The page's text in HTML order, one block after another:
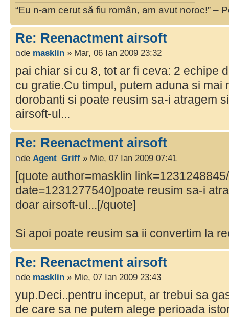
“Eu n-am cerut să fiu român, am avut noroc!” –
Re: Reenactment airsoft
de masklin » Mar, 06 Ian 2009 23:32
pai chiar si cu 8, tot ar fi ceva: 2 echipe
cu gratie.Cu timpul, putem aduna si mai
dorobanti si poate reusim sa-i atragem
airsoft-ul...
Re: Reenactment airsoft
de Agent_Griff » Mie, 07 Ian 2009 07:41
[quote author=masklin
date=1231277540]poate reusim sa-i
doar airsoft-ul...[/quote]
Si apoi poate reusim sa ii convertim la
Re: Reenactment airsoft
de masklin » Mie, 07 Ian 2009 23:43
yup.Deci..pentru inceput, ar trebui sa
de care sa ne putem alege perioada